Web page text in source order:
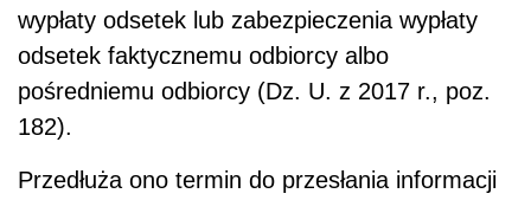
wypłaty odsetek lub zabezpieczenia wypłaty
odsetek faktycznemu odbiorcy albo
pośredniemu odbiorcy (Dz. U. z 2017 r., poz.
182).
Przedłuża ono termin do przesłania informacji